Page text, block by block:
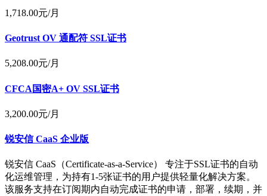
1,718.00元/月
Geotrust OV 通配符 SSL证书
5,208.00元/月
CFCA国密A+ OV SSL证书
3,200.00元/月
锐安信 CaaS 企业版
锐安信 CaaS（Certificate-as-a-Service） 专注于SSL证书的自动
化运维管理，为持有1-5张证书的用户提供轻量化解决方案。
该服务支持在订阅期内自动完成证书的申请，部署，续期，并